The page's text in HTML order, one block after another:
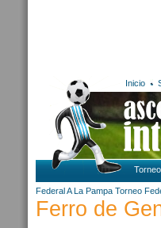
Inicio
Federal A La Pampa Torneo
Ferro de